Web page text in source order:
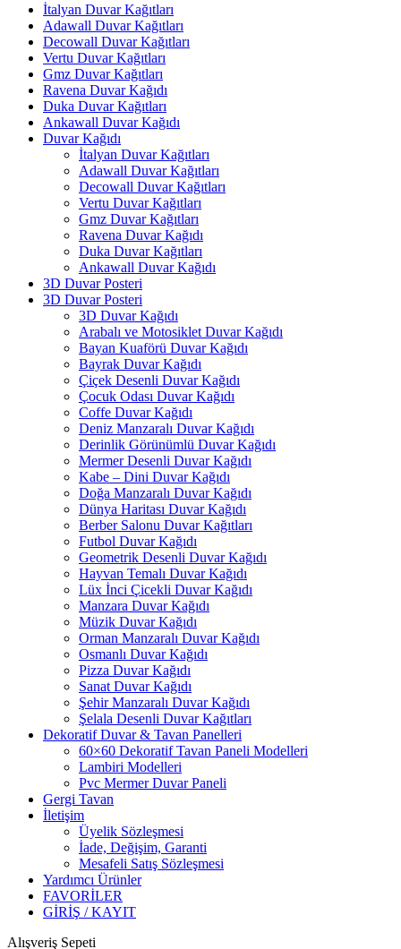
İtalyan Duvar Kağıtları
Adawall Duvar Kağıtları
Decowall Duvar Kağıtları
Vertu Duvar Kağıtları
Gmz Duvar Kağıtları
Ravena Duvar Kağıdı
Duka Duvar Kağıtları
Ankawall Duvar Kağıdı
Duvar Kağıdı
İtalyan Duvar Kağıtları
Adawall Duvar Kağıtları
Decowall Duvar Kağıtları
Vertu Duvar Kağıtları
Gmz Duvar Kağıtları
Ravena Duvar Kağıdı
Duka Duvar Kağıtları
Ankawall Duvar Kağıdı
3D Duvar Posteri
3D Duvar Posteri
3D Duvar Kağıdı
Arabalı ve Motosiklet Duvar Kağıdı
Bayan Kuaförü Duvar Kağıdı
Bayrak Duvar Kağıdı
Çiçek Desenli Duvar Kağıdı
Çocuk Odası Duvar Kağıdı
Coffe Duvar Kağıdı
Deniz Manzaralı Duvar Kağıdı
Derinlik Görünümlü Duvar Kağıdı
Mermer Desenli Duvar Kağıdı
Kabe – Dini Duvar Kağıdı
Doğa Manzaralı Duvar Kağıdı
Dünya Haritası Duvar Kağıdı
Berber Salonu Duvar Kağıtları
Futbol Duvar Kağıdı
Geometrik Desenli Duvar Kağıdı
Hayvan Temalı Duvar Kağıdı
Lüx İnci Çicekli Duvar Kağıdı
Manzara Duvar Kağıdı
Müzik Duvar Kağıdı
Orman Manzaralı Duvar Kağıdı
Osmanlı Duvar Kağıdı
Pizza Duvar Kağıdı
Sanat Duvar Kağıdı
Şehir Manzaralı Duvar Kağıdı
Şelala Desenli Duvar Kağıtları
Dekoratif Duvar & Tavan Panelleri
60×60 Dekoratif Tavan Paneli Modelleri
Lambiri Modelleri
Pvc Mermer Duvar Paneli
Gergi Tavan
İletişim
Üyelik Sözleşmesi
İade, Değişim, Garanti
Mesafeli Satış Sözleşmesi
Yardımcı Ürünler
FAVORİLER
GİRİŞ / KAYIT
Alışveriş Sepeti